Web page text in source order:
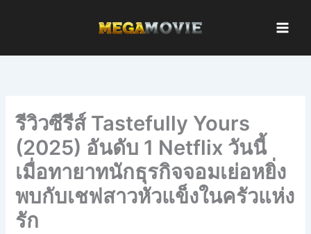
รีวิวซีรีส์ Tastefully Yours
(2025) อันดับ 1 Netflix วันนี้
เมื่อทายาทนักธุรกิจจอมเย่อหยิ่ง
พบกับเชฟสาวหัวแข็งในครัวแห่ง
รัก